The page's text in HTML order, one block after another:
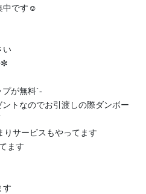
中です☺️
い
が無料︎´-
トなのでお引渡しの際ダンボー
りサービスもやってます
ます
す